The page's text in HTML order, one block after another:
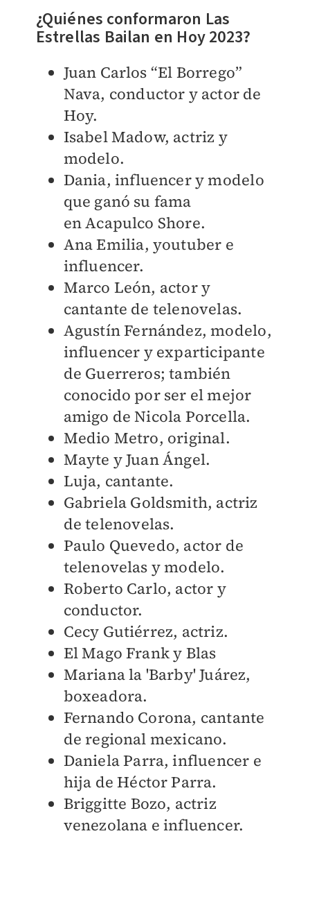
¿Quiénes conformaron Las
Estrellas Bailan en Hoy 2023?
Juan Carlos “El Borrego”
Nava, conductor y actor de
Hoy.
Isabel Madow, actriz y
modelo.
Dania, influencer y modelo
que ganó su fama
en Acapulco Shore.
Ana Emilia, youtuber e
influencer.
Marco León, actor y
cantante de telenovelas.
Agustín Fernández, modelo,
influencer y exparticipante
de Guerreros; también
conocido por ser el mejor
amigo de Nicola Porcella.
Medio Metro, original.
Mayte y Juan Ángel.
Luja, cantante.
Gabriela Goldsmith, actriz
de telenovelas.
Paulo Quevedo, actor de
telenovelas y modelo.
Roberto Carlo, actor y
conductor.
Cecy Gutiérrez, actriz.
El Mago Frank y Blas
Mariana la 'Barby' Juárez,
boxeadora.
Fernando Corona, cantante
de regional mexicano.
Daniela Parra, influencer e
hija de Héctor Parra.
Briggitte Bozo, actriz
venezolana e influencer.